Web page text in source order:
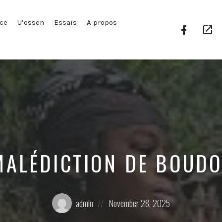
U’ossen Essais A propos
Facebook
Profile
DE
Posted
by:
admin
Posted
on
November 28, 2025